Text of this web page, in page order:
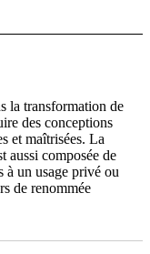
la transformation de
des conceptions
et maîtrisées. La
aussi composée de
à un usage privé ou
de renommée